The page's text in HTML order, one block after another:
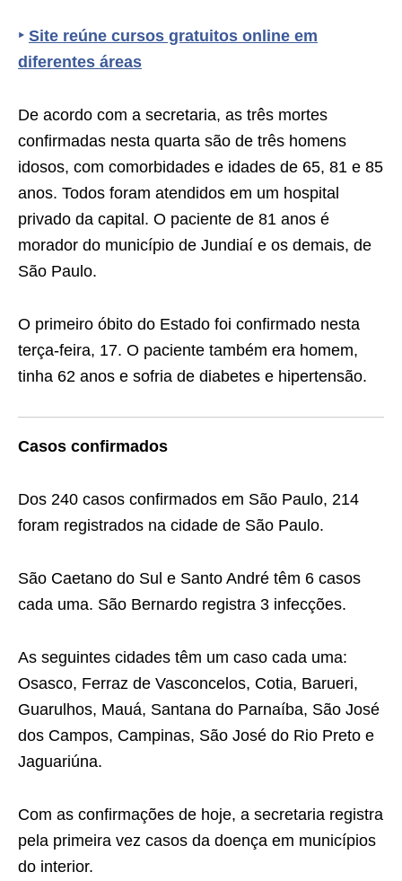
‣ Site reúne cursos gratuitos online em
diferentes áreas
De acordo com a secretaria, as três mortes
confirmadas nesta quarta são de três homens
idosos, com comorbidades e idades de 65, 81 e 85
anos. Todos foram atendidos em um hospital
privado da capital. O paciente de 81 anos é
morador do município de Jundiaí e os demais, de
São Paulo.
O primeiro óbito do Estado foi confirmado nesta
terça-feira, 17. O paciente também era homem,
tinha 62 anos e sofria de diabetes e hipertensão.
Casos confirmados
Dos 240 casos confirmados em São Paulo, 214
foram registrados na cidade de São Paulo.
São Caetano do Sul e Santo André têm 6 casos
cada uma. São Bernardo registra 3 infecções.
As seguintes cidades têm um caso cada uma:
Osasco, Ferraz de Vasconcelos, Cotia, Barueri,
Guarulhos, Mauá, Santana do Parnaíba, São José
dos Campos, Campinas, São José do Rio Preto e
Jaguariúna.
Com as confirmações de hoje, a secretaria registra
pela primeira vez casos da doença em municípios
do interior.